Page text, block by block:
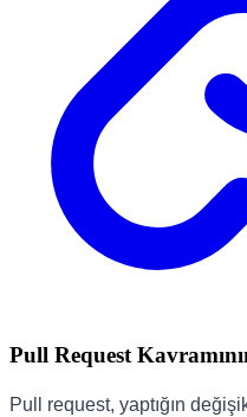
Pull Request
Pull request, yaptığın